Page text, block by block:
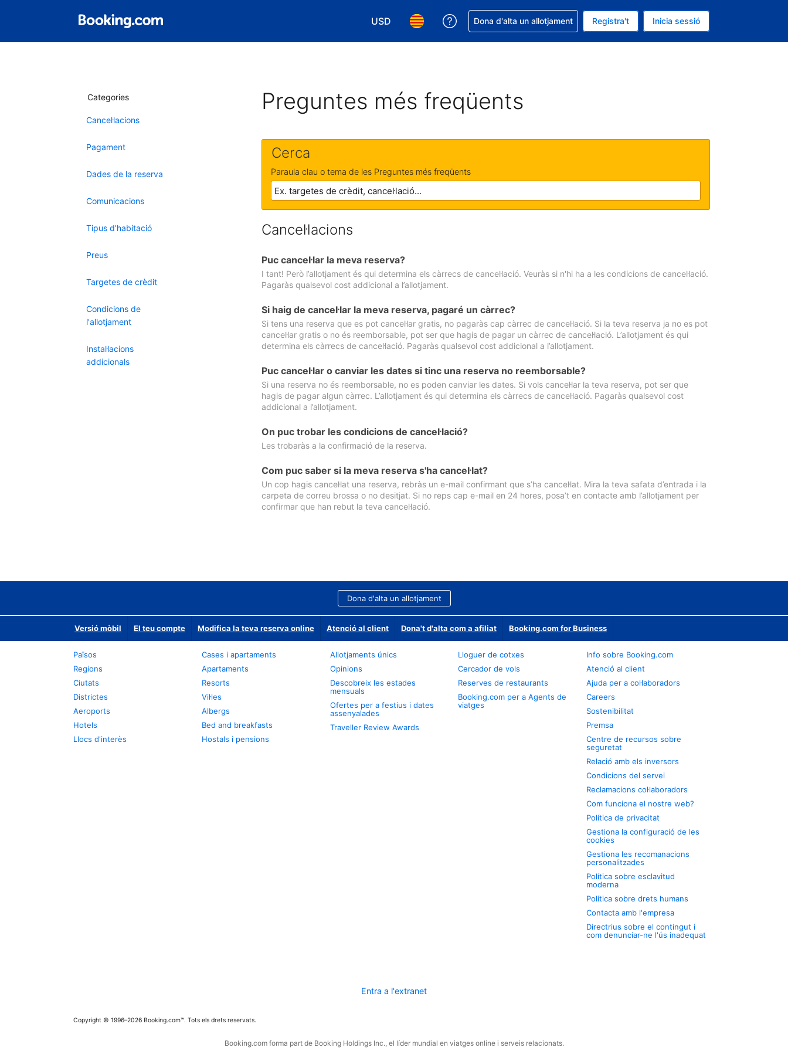
USD
Tria la moneda. La moneda actual és Dòlar dels Estats Units
Tria l'idioma. L'idioma actual és Català
Rep ajuda amb la reserva
Dona d'alta un allotjament Registra't Inicia sessió
Categories
Cancel·lacions
Pagament
Dades de la reserva
Comunicacions
Tipus d’habitació
Preus
Targetes de crèdit
Condicions de
l'allotjament
Instal·lacions
addicionals
Preguntes més freqüents
Cerca
Paraula clau o tema de les Preguntes més freqüents
Cancel·lacions
Puc cancel·lar la meva reserva?
I tant! Però l’allotjament és qui determina els càrrecs de cancel·lació. Veuràs si n'hi ha a les condicions de cancel·lació.
Pagaràs qualsevol cost addicional a l’allotjament.
Si haig de cancel·lar la meva reserva, pagaré un càrrec?
Si tens una reserva que es pot cancel·lar gratis, no pagaràs cap càrrec de cancel·lació. Si la teva reserva ja no es pot
cancel·lar gratis o no és reemborsable, pot ser que hagis de pagar un càrrec de cancel·lació. L’allotjament és qui
determina els càrrecs de cancel·lació. Pagaràs qualsevol cost addicional a l’allotjament.
Puc cancel·lar o canviar les dates si tinc una reserva no reemborsable?
Si una reserva no és reemborsable, no es poden canviar les dates. Si vols cancel·lar la teva reserva, pot ser que
hagis de pagar algun càrrec. L’allotjament és qui determina els càrrecs de cancel·lació. Pagaràs qualsevol cost
addicional a l’allotjament.
On puc trobar les condicions de cancel·lació?
Les trobaràs a la confirmació de la reserva.
Com puc saber si la meva reserva s'ha cancel·lat?
Un cop hagis cancel·lat una reserva, rebràs un e-mail confirmant que s’ha cancel·lat. Mira la teva safata d’entrada i la
carpeta de correu brossa o no desitjat. Si no reps cap e-mail en 24 hores, posa’t en contacte amb l’allotjament per
confirmar que han rebut la teva cancel·lació.
Dona d'alta un allotjament
Versió mòbil El teu compte Modifica la teva reserva online Atenció al client Dona't d'alta com a afiliat Booking.com for Business
Països
Regions
Ciutats
Districtes
Aeroports
Hotels
Llocs d'interès
Cases i apartaments
Apartaments
Resorts
Vil·les
Albergs
Bed and breakfasts
Hostals i pensions
Allotjaments únics
Opinions
Descobreix les estades
mensuals
Ofertes per a festius i dates
assenyalades
Traveller Review Awards
Lloguer de cotxes
Cercador de vols
Reserves de restaurants
Booking.com per a Agents de
viatges
Info sobre Booking.com
Atenció al client
Ajuda per a col·laboradors
Careers
Sostenibilitat
Premsa
Centre de recursos sobre
seguretat
Relació amb els inversors
Condicions del servei
Reclamacions col·laboradors
Com funciona el nostre web?
Política de privacitat
Gestiona la configuració de les
cookies
Gestiona les recomanacions
personalitzades
Política sobre esclavitud
moderna
Política sobre drets humans
Contacta amb l'empresa
Directrius sobre el contingut i
com denunciar-ne l'ús inadequat
Entra a l'extranet
Copyright © 1996–2026 Booking.com™. Tots els drets reservats.
Booking.com forma part de Booking Holdings Inc., el líder mundial en viatges online i serveis relacionats.